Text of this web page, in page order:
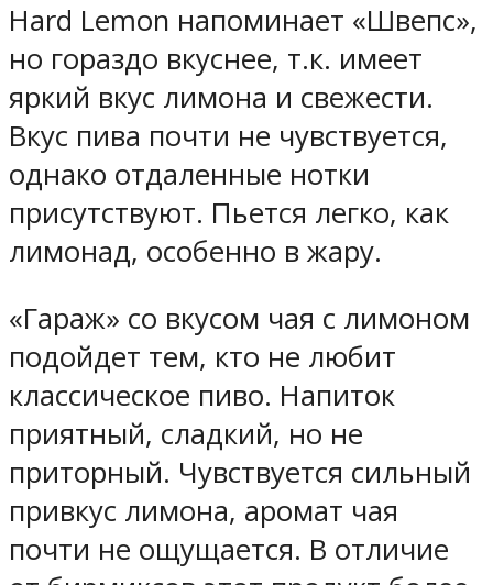
Hard Lemon напоминает «Швепс»,
но гораздо вкуснее, т.к. имеет
яркий вкус лимона и свежести.
Вкус пива почти не чувствуется,
однако отдаленные нотки
присутствуют. Пьется легко, как
лимонад, особенно в жару.
«Гараж» со вкусом чая с лимоном
подойдет тем, кто не любит
классическое пиво. Напиток
приятный, сладкий, но не
приторный. Чувствуется сильный
привкус лимона, аромат чая
почти не ощущается. В отличие